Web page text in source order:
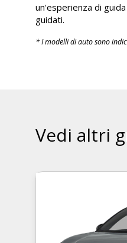
un'esperienza di
guidati.
* I modelli di auto sono
Vedi altri